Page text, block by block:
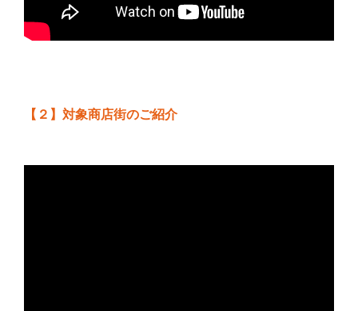
【２】対象商店街のご紹介